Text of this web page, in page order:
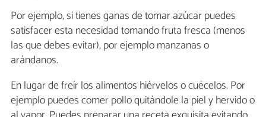
Por ejemplo, si tienes ganas de tomar azúcar puedes
satisfacer esta necesidad tomando fruta fresca (menos
las que debes evitar), por ejemplo manzanas o
arándanos.
En lugar de freír los alimentos hiérvelos o cuécelos. Por
ejemplo puedes comer pollo quitándole la piel y hervido o